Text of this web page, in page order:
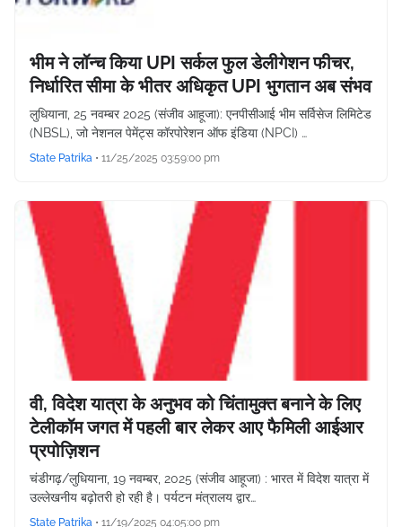
भीम ने लॉन्च किया UPI सर्कल फुल डेलीगेशन फीचर,
निर्धारित सीमा के भीतर अधिकृत UPI भुगतान अब संभव
लुधियाना, 25 नवम्बर 2025 (संजीव आहूजा): एनपीसीआई भीम सर्विसेज लिमिटेड
(NBSL), जो नेशनल पेमेंट्स कॉरपोरेशन ऑफ इंडिया (NPCI) …
State Patrika • 11/25/2025 03:59:00 pm
वी, विदेश यात्रा के अनुभव को चिंतामुक्त बनाने के लिए
टेलीकॉम जगत में पहली बार लेकर आए फैमिली आईआर
प्रपोज़िशन
चंडीगढ़/लुधियाना, 19 नवम्बर, 2025 (संजीव आहूजा) : भारत में विदेश यात्रा में
उल्लेखनीय बढ़ोतरी हो रही है। पर्यटन मंत्रालय द्वार…
State Patrika • 11/19/2025 04:05:00 pm